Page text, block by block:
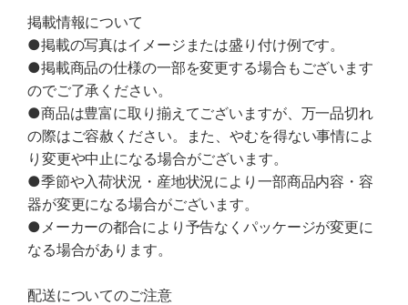
掲載情報について
●掲載の写真はイメージまたは盛り付け例です。
●掲載商品の仕様の一部を変更する場合もございます
のでご了承ください。
●商品は豊富に取り揃えてございますが、万一品切れ
の際はご容赦ください。また、やむを得ない事情によ
り変更や中止になる場合がございます。
●季節や入荷状況・産地状況により一部商品内容・容
器が変更になる場合がございます。
●メーカーの都合により予告なくパッケージが変更に
なる場合があります。
配送についてのご注意